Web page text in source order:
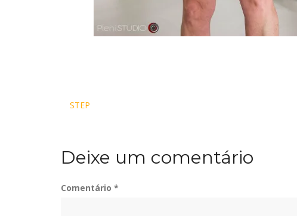
Navegação
Post
STEP
Deixe um comentário
Comentário *